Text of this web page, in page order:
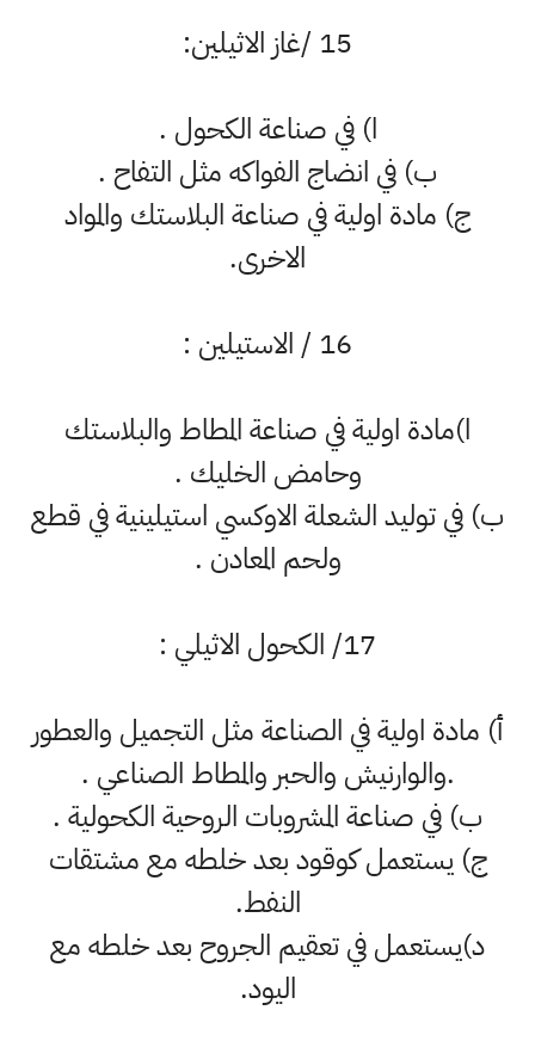
15 /غاز الاثيلين:
ا) في صناعة الكحول .
ب) في انضاج الفواكه مثل التفاح .
ج) مادة اولية في صناعة البلاستك والمواد
الاخرى.
16 / الاستيلين :
ا)مادة اولية في صناعة المطاط والبلاستك
وحامض الخليك .
ب) في توليد الشعلة الاوكسي استيلينية في قطع
ولحم المعادن .
17/ الكحول الاثيلي :
أ‌) مادة اولية في الصناعة مثل التجميل والعطور
.والوارنيش والحبر والمطاط الصناعي .
ب‌) في صناعة المشروبات الروحية الكحولية .
ج) يستعمل كوقود بعد خلطه مع مشتقات
النفط.
د)يستعمل في تعقيم الجروح بعد خلطه مع
اليود.